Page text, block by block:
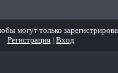
могут только
Регистрация |Вход